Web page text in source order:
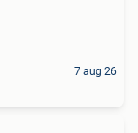
7 aug 26